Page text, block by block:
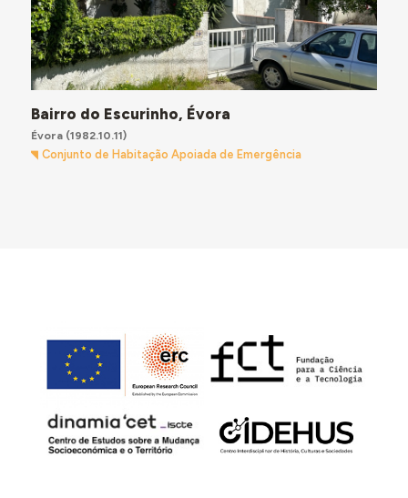
Bairro do Escurinho, Évora
Évora(1982.10.11)
Conjunto de Habitação Apoiada de Emergência